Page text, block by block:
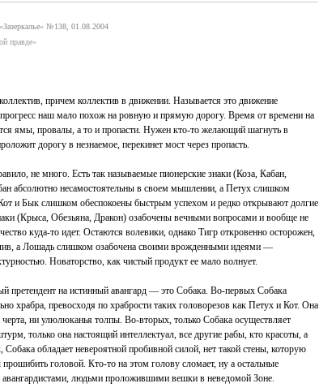
№138, 01.08.2004
правде»
причем коллектив в движении. Называется это движение
наш мало похож на ровную и прямую дорогу. Время от времени на
ямы, провалы, а то и пропасти. Нужен кто-то желающий шагнуть в
дорогу в незнаемое, перекинет мост через пропасть.
не много. Есть так называемые пионерские знаки (Коза, Кабан,
абсолютно несамостоятельны в своем мышлении, а Петух слишком
и Бык слишком обеспокоены быстрым успехом и редко открывают долгие
(Крыса, Обезьяна, Дракон) озабочены вечными вопросами и вообще не
куда-то идет. Остаются волевики, однако Тигр откровенно осторожен,
а Лошадь слишком озабочена своими врожденными идеями —
Новаторство, как чистый продукт ее мало волнует.
претендент на истинный авангард — это Собака. Во-первых Собака
храбра, превосходя по храбрости таких головорезов как Петух и Кот. Она
черта, ни улюлюканья толпы. Во-вторых, только Собака осуществляет
только она настоящий интеллектуал, все другие рабы, кто красоты, а
Собака обладает невероятной пробивной силой, нет такой стены, которую
головой. Кто-то на этом голову сломает, ну а остальные
авангардистами, людьми проложившими вешки в неведомой Зоне.